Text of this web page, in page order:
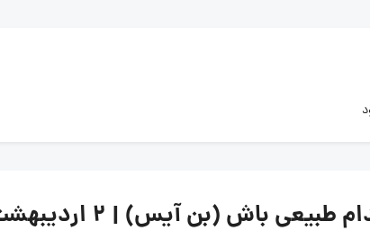
(بن آیس) | 2 اردیبهشت 1405